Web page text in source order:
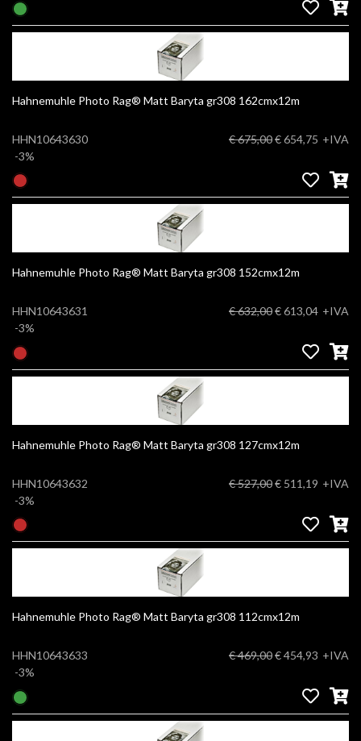
Hahnemuhle Photo Rag® Matt Baryta gr308 162cmx12m
HHN10643630
-3%
€ 675,00€ 654,75 +IVA
Hahnemuhle Photo Rag® Matt Baryta gr308 152cmx12m
HHN10643631
-3%
€ 632,00€ 613,04 +IVA
Hahnemuhle Photo Rag® Matt Baryta gr308 127cmx12m
HHN10643632
-3%
€ 527,00€ 511,19 +IVA
Hahnemuhle Photo Rag® Matt Baryta gr308 112cmx12m
HHN10643633
-3%
€ 469,00€ 454,93 +IVA